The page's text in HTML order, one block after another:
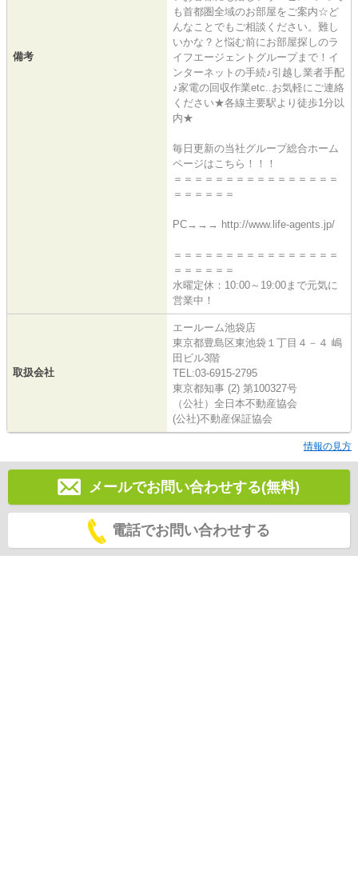
備考
も首都圏全域のお部屋をご案内☆ど
んなことでもご相談ください。難し
いかな？と悩む前にお部屋探しのラ
イフエージェントグループまで！イ
ンターネットの手続♪引越し業者手配
♪家電の回収作業etc..お気軽にご連絡
ください★各線主要駅より徒歩1分以
内★
毎日更新の当社グループ総合ホーム
ページはこちら！！！
＝＝＝＝＝＝＝＝＝＝＝＝＝＝＝＝
＝＝＝＝＝＝
PC→→→ http://www.life-agents.jp/
＝＝＝＝＝＝＝＝＝＝＝＝＝＝＝＝
＝＝＝＝＝＝
水曜定休：10:00～19:00まで元気に
営業中！
取扱会社
エールーム池袋店
東京都豊島区東池袋１丁目４－４ 嶋
田ビル3階
TEL:03-6915-2795
東京都知事 (2) 第100327号
（公社）全日本不動産協会
(公社)不動産保証協会
情報の見方
メールでお問い合わせする(無料)
電話でお問い合わせする